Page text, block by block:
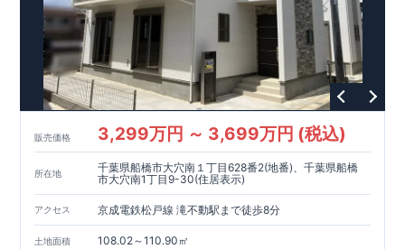
販売価格 3,299万円 ～ 3,699万円 (税込)
所在地
千葉県船橋市大穴南１丁目628番2(地番)、千葉県船橋
市大穴南1丁目9-30(住居表示)
アクセス 京成電鉄松戸線 滝不動駅まで徒歩8分
土地面積 108.02～110.90㎡